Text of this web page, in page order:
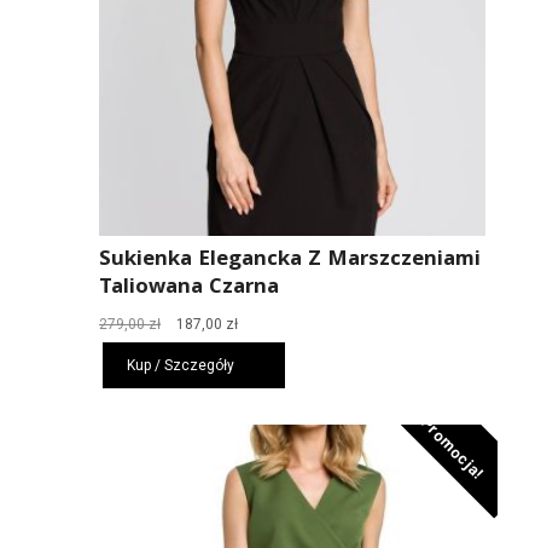
Sukienka Elegancka Z Marszczeniami
Taliowana Czarna
279,00zł
Pierwotna
cena
wynosiła:
279,00 zł.
187,00 złAktualna
cena
187,00 zł.
Kup / Szczegóły
Promocja!